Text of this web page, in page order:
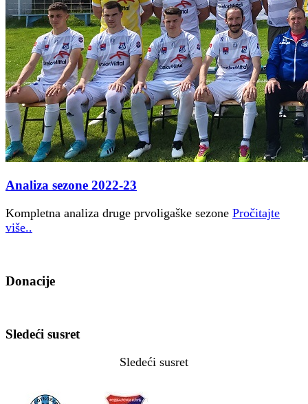
Analiza sezone 2022-23
Kompletna analiza druge prvoligaške sezone Pročitajte
više..
Donacije
Sledeći susret
Sledeći susret